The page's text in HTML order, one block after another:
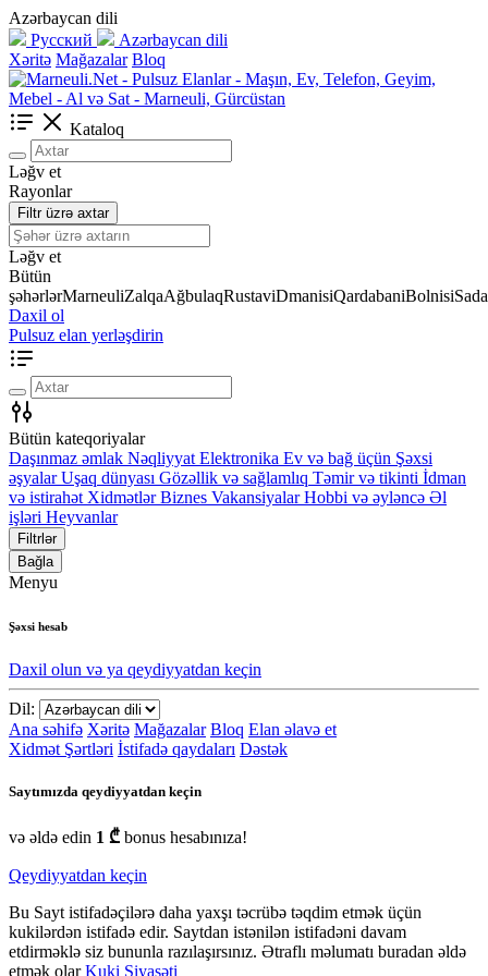
Azərbaycan dili
Русский
Azərbaycan dili
Xəritə Mağazalar Bloq
Kataloq
Ləğv et
Rayonlar
Filtr üzrə axtar
Ləğv et
Bütün
şəhərlərMarneuliZalqaAğbulaqRustaviDmanisiQardabaniBolnisi
Daxil ol
Pulsuz elan yerləşdirin
Bütün kateqoriyalar
Daşınmaz əmlak Nəqliyyat Elektronika Ev və bağ üçün Şəxsi
əşyalar Uşaq dünyası Gözəllik və sağlamlıq Təmir və tikinti İdman
və istirahət Xidmətlər Biznes Vakansiyalar Hobbi və əyləncə Əl
işləri Heyvanlar
Filtrlər
Bağla
Menyu
Şəxsi hesab
Daxil olun və ya qeydiyyatdan keçin
Dil:
Ana səhifə Xəritə Mağazalar Bloq Elan əlavə et
Xidmət Şərtləri İstifadə qaydaları Dəstək
Saytımızda qeydiyyatdan keçin
və əldə edin 1 ₾ bonus hesabınıza!
Qeydiyyatdan keçin
Bu Sayt istifadəçilərə daha yaxşı təcrübə təqdim etmək üçün
kukilərdən istifadə edir. Saytdan istənilən istifadəni davam
etdirməklə siz bununla razılaşırsınız. Ətraflı məlumatı buradan əldə
etmək olarKuki Siyasəti